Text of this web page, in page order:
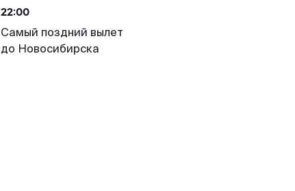
22:00
Самый поздний вылет
до Новосибирска